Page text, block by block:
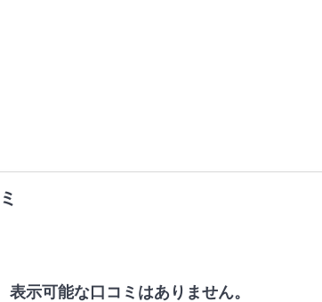
表示可能な口コミはありません。